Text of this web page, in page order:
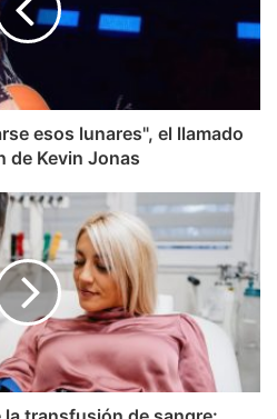
esos lunares", el llamado
de Kevin Jonas